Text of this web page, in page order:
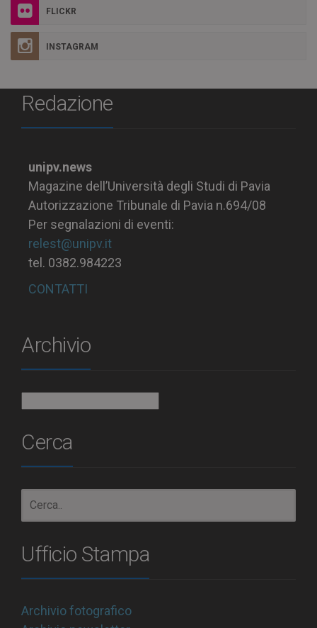
FLICKR
INSTAGRAM
Redazione
unipv.news
Magazine dell’Università degli Studi di Pavia
Autorizzazione Tribunale di Pavia n.694/08
Per segnalazioni di eventi:
relest@unipv.it
tel. 0382.984223
CONTATTI
Archivio
Cerca
Ufficio Stampa
Archivio fotografico